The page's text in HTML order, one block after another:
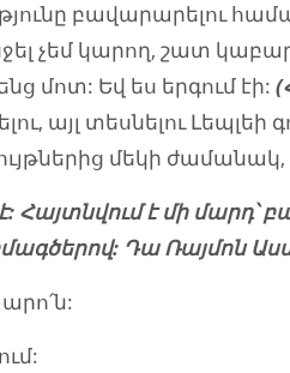
բավարարելու
չեմ կարող, շատ
մոտ: Եվ ես երգում էի:
այլ տեսնելու
մեկի ժամանակ,
Հայտնվում է մի մարդ՝
Դա Ռայմոն